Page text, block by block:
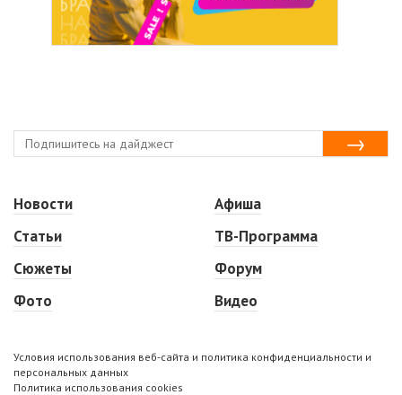
Новости
Статьи
Сюжеты
Фото
Афиша
ТВ-Программа
Форум
Видео
Условия использования веб-сайта и политика конфиденциальности и
персональных данных
Политика использования cookies